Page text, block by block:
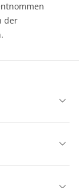
der